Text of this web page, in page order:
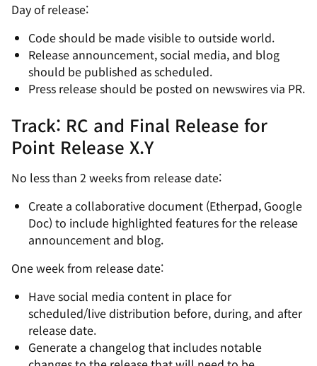
Day of release:
Code should be made visible to outside world.
Release announcement, social media, and blog
should be published as scheduled.
Press release should be posted on newswires via PR.
Track: RC and Final Release for
Point Release X.Y
No less than 2 weeks from release date:
Create a collaborative document (Etherpad, Google
Doc) to include highlighted features for the release
announcement and blog.
One week from release date:
Have social media content in place for
scheduled/live distribution before, during, and after
release date.
Generate a changelog that includes notable